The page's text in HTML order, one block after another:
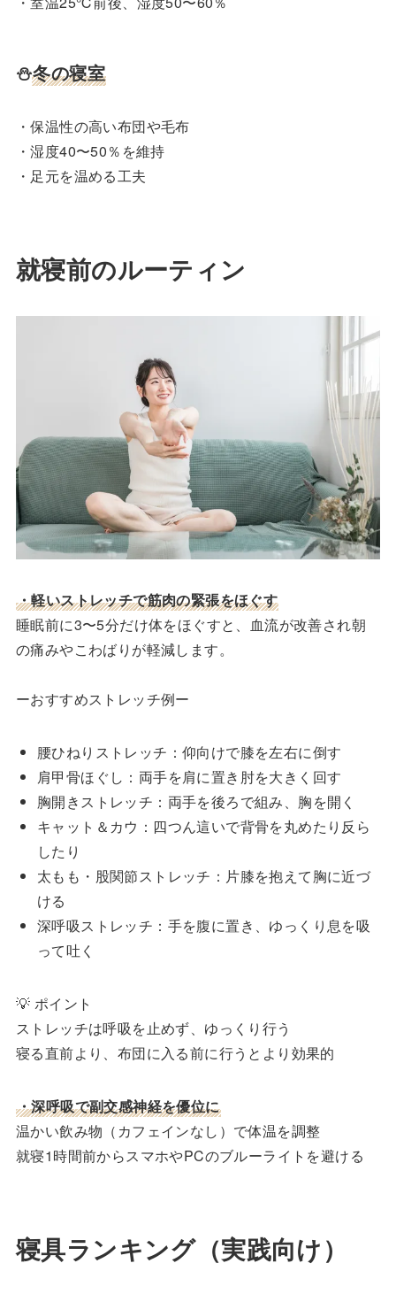
⛄️冬の寝室
・保温性の高い布団や毛布
・湿度40〜50％を維持
・足元を温める工夫
就寝前のルーティン
・軽いストレッチで筋肉の緊張をほぐす
睡眠前に3〜5分だけ体をほぐすと、血流が改善され朝
の痛みやこわばりが軽減します。
ーおすすめストレッチ例ー
腰ひねりストレッチ：仰向けで膝を左右に倒す
肩甲骨ほぐし：両手を肩に置き肘を大きく回す
胸開きストレッチ：両手を後ろで組み、胸を開く
キャット＆カウ：四つん這いで背骨を丸めたり反ら
したり
太もも・股関節ストレッチ：片膝を抱えて胸に近づ
ける
深呼吸ストレッチ：手を腹に置き、ゆっくり息を吸
って吐く
💡 ポイント
ストレッチは呼吸を止めず、ゆっくり行う
寝る直前より、布団に入る前に行うとより効果的
・深呼吸で副交感神経を優位に
温かい飲み物（カフェインなし）で体温を調整
就寝1時間前からスマホやPCのブルーライトを避ける
寝具ランキング（実践向け）